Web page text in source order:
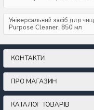
Універсальний засіб для
Purpose Cleaner, 850 мл
КОНТАКТИ
ПРО МАГАЗИН
КАТАЛОГ ТОВАРІВ